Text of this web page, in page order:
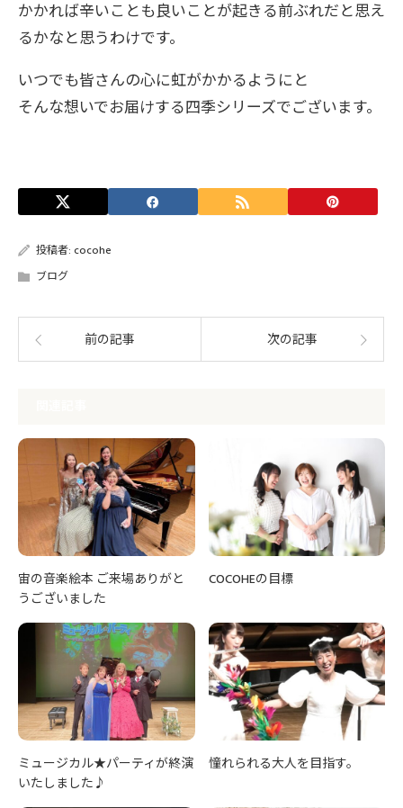
かかれば辛いことも良いことが起きる前ぶれだと思え
るかなと思うわけです。
いつでも皆さんの心に虹がかかるようにと
そんな想いでお届けする四季シリーズでございます。
投稿者: cocohe
ブログ
前の記事 次の記事
宙の音楽絵本 ご来場ありがと
うございました
COCOHEの目標
ミュージカル★パーティが終演
いたしました♪
憧れられる大人を目指す。